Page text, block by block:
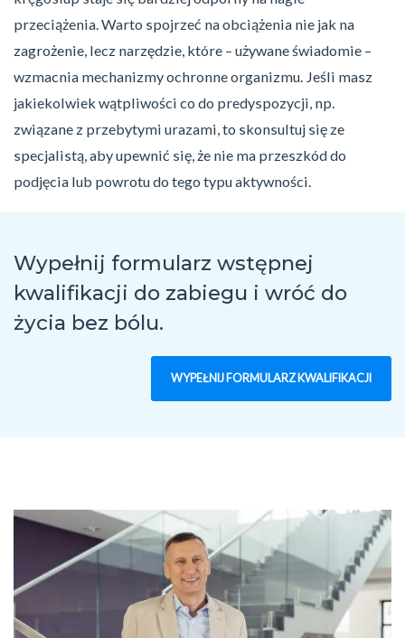
przeciążenia. Warto spojrzeć na obciążenia nie jak na
zagrożenie, lecz narzędzie, które – używane świadomie –
wzmacnia mechanizmy ochronne organizmu. Jeśli masz
jakiekolwiek wątpliwości co do predyspozycji, np.
związane z przebytymi urazami, to skonsultuj się ze
specjalistą, aby upewnić się, że nie ma przeszkód do
podjęcia lub powrotu do tego typu aktywności.
Wypełnij formularz wstępnej
kwalifikacji do zabiegu i wróć do
życia bez bólu.
WYPEŁNIJ FORMULARZ KWALIFIKACJI